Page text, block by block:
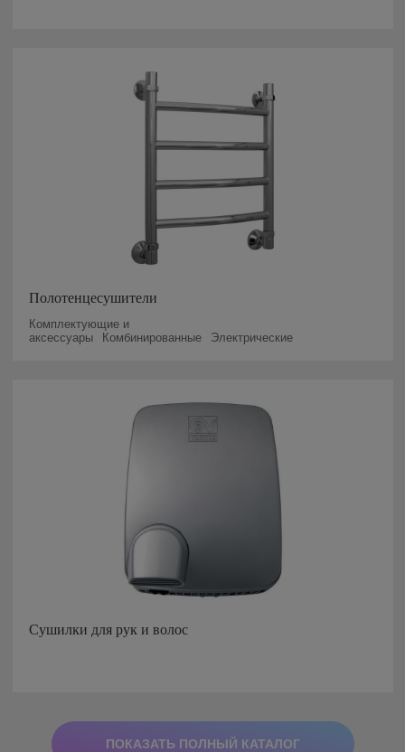
Полотенцесушители
Комплектующие и
аксессуары
Комбинированные Электрические
Сушилки для рук и волос
ПОКАЗАТЬ ПОЛНЫЙ КАТАЛОГ